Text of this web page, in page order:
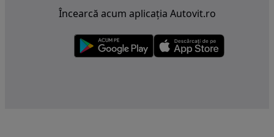
Încearcă acum aplicația Autovit.ro